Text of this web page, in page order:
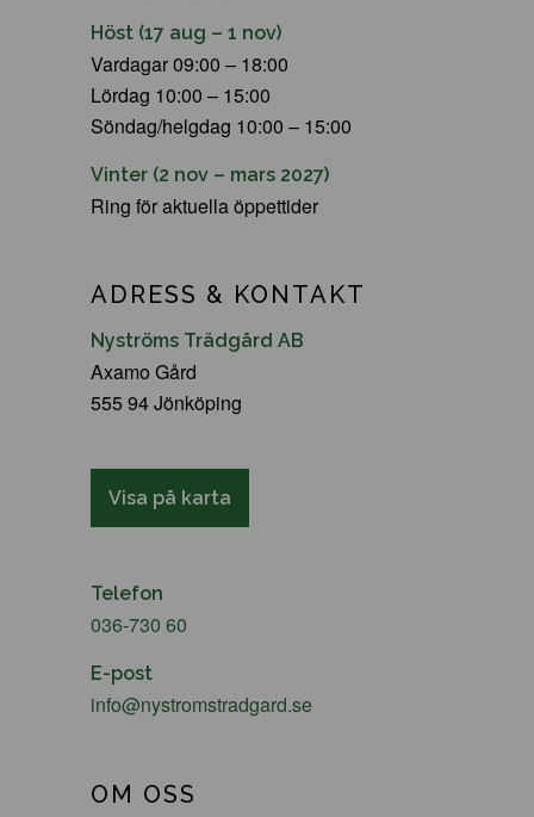
Höst (17 aug – 1 nov)
Vardagar 09:00 – 18:00
Lördag 10:00 – 15:00
Söndag/helgdag 10:00 – 15:00
Vinter (2 nov – mars 2027)
Ring för aktuella öppettider
ADRESS & KONTAKT
Nyströms Trädgård AB
Axamo Gård
555 94 Jönköping
Visa på karta
Telefon
036-730 60
E-post
info@nystromstradgard.se
OM OSS